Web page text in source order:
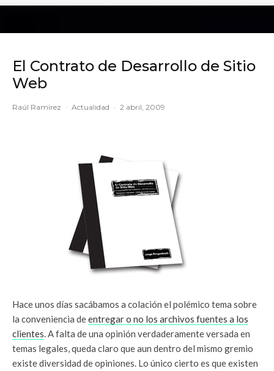
El Contrato de Desarrollo de Sitio
Web
Raúl Ramírez · Actualidad · 2 abril, 2009
Hace unos días sacábamos a colación el polémico tema sobre
la conveniencia deentregar o no los archivos fuentes a los
clientes. A falta de una opinión verdaderamente versada en
temas legales, queda claro que aun dentro del mismo gremio
existe diversidad de opiniones. Lo único cierto es que existen